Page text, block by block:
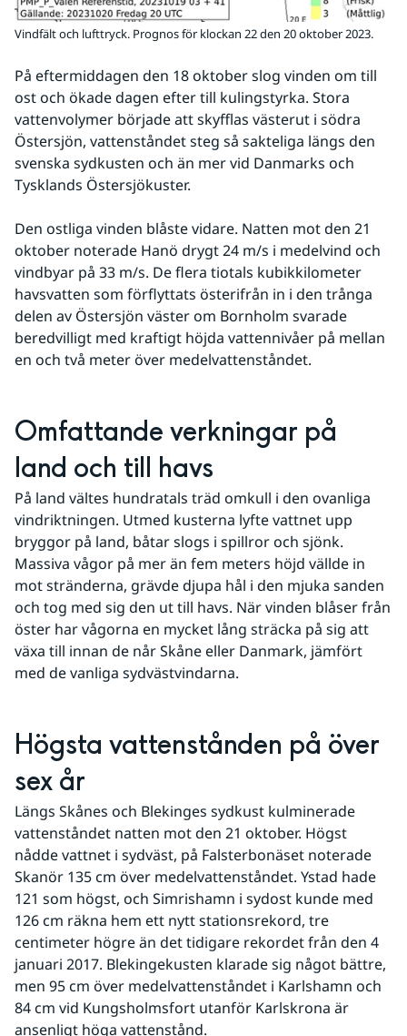
Vindfält och lufttryck. Prognos för klockan 22 den 20 oktober 2023.
På eftermiddagen den 18 oktober slog vinden om till
ost och ökade dagen efter till kulingstyrka. Stora
vattenvolymer började att skyfflas västerut i södra
Östersjön, vattenståndet steg så sakteliga längs den
svenska sydkusten och än mer vid Danmarks och
Tysklands Östersjökuster.
Den ostliga vinden blåste vidare. Natten mot den 21
oktober noterade Hanö drygt 24 m/s i medelvind och
vindbyar på 33 m/s. De flera tiotals kubikkilometer
havsvatten som förflyttats österifrån in i den trånga
delen av Östersjön väster om Bornholm svarade
beredvilligt med kraftigt höjda vattennivåer på mellan
en och två meter över medelvattenståndet.
Omfattande verkningar på
land och till havs
På land vältes hundratals träd omkull i den ovanliga
vindriktningen. Utmed kusterna lyfte vattnet upp
bryggor på land, båtar slogs i spillror och sjönk.
Massiva vågor på mer än fem meters höjd vällde in
mot stränderna, grävde djupa hål i den mjuka sanden
och tog med sig den ut till havs. När vinden blåser från
öster har vågorna en mycket lång sträcka på sig att
växa till innan de når Skåne eller Danmark, jämfört
med de vanliga sydvästvindarna.
Högsta vattenstånden på över
sex år
Längs Skånes och Blekinges sydkust kulminerade
vattenståndet natten mot den 21 oktober. Högst
nådde vattnet i sydväst, på Falsterbonäset noterade
Skanör 135 cm över medelvattenståndet. Ystad hade
121 som högst, och Simrishamn i sydost kunde med
126 cm räkna hem ett nytt stationsrekord, tre
centimeter högre än det tidigare rekordet från den 4
januari 2017. Blekingekusten klarade sig något bättre,
men 95 cm över medelvattenståndet i Karlshamn och
84 cm vid Kungsholmsfort utanför Karlskrona är
ansenligt höga vattenstånd.